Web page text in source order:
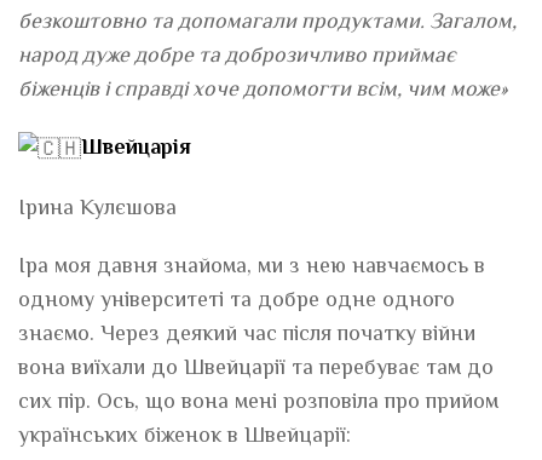
безкоштовно та допомагали продуктами. Загалом,
народ дуже добре та доброзичливо приймає
біженців і справді хоче допомогти всім, чим може»
Швейцарія
Ірина Кулєшова
Іра моя давня знайома, ми з нею навчаємось в
одному університеті та добре одне одного
знаємо. Через деякий час після початку війни
вона виїхали до Швейцарії та перебуває там до
сих пір. Ось, що вона мені розповіла про прийом
українських біженок в Швейцарії: